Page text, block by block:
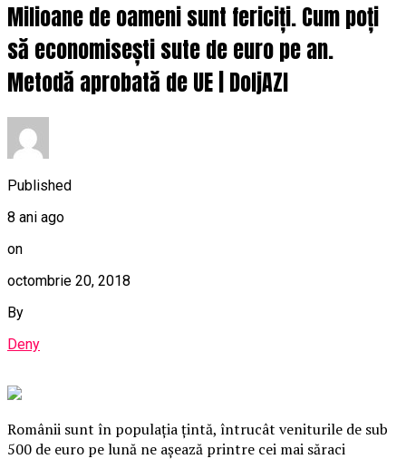
Milioane de oameni sunt fericiți. Cum poți
să economisești sute de euro pe an.
Metodă aprobată de UE | DoljAZI
Published
8 ani ago
on
octombrie 20, 2018
By
Deny
Românii sunt în populaţia ţintă, întrucât veniturile de sub
500 de euro pe lună ne aşează printre cei mai săraci